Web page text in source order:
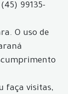
99135-
O uso de
faça visitas,